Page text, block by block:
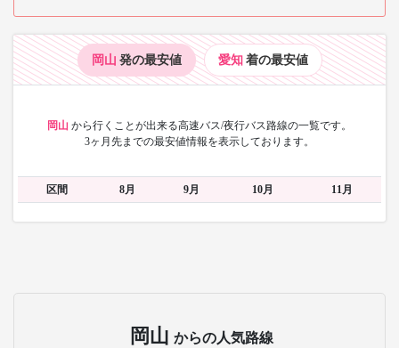
岡山 発の最安値 愛知 着の最安値
岡山 から行くことが出来る高速バス/夜行バス路線の一覧です。
3ヶ月先までの最安値情報を表示しております。
区間 8月 9月 10月 11月
岡山 からの人気路線